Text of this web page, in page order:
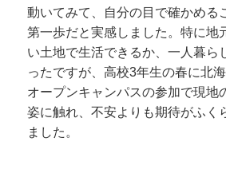
動いてみて、自分の目で確かめる
第一歩だと実感しました。特に地
い土地で生活できるか、一人暮ら
ったですが、高校3年生の春に北
オープンキャンパスの参加で現地
姿に触れ、不安よりも期待がふく
ました。